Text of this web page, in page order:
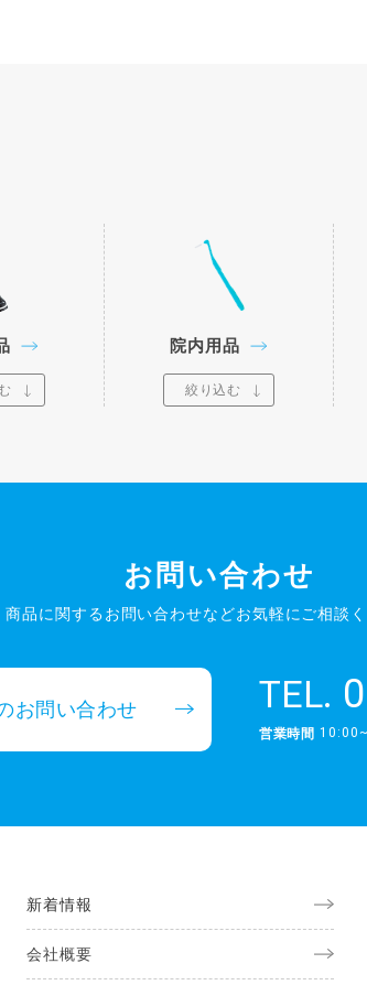
院内用品
絞り込む
お問い合わせ
商品に関するお問い合わせなどお気軽にご相談く
お問い合わせ TEL.
営業時間
新着情報
会社概要